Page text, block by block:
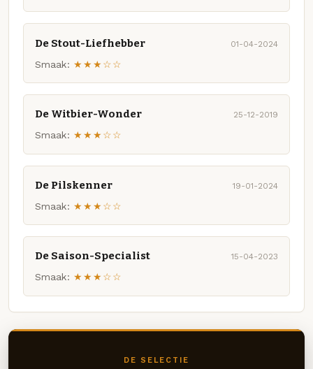
De Stout-Liefhebber 01-04-2024
Smaak: ★★★☆☆
De Witbier-Wonder 25-12-2019
Smaak: ★★★☆☆
De Pilskenner 19-01-2024
Smaak: ★★★☆☆
De Saison-Specialist 15-04-2023
Smaak: ★★★☆☆
DE SELECTIE